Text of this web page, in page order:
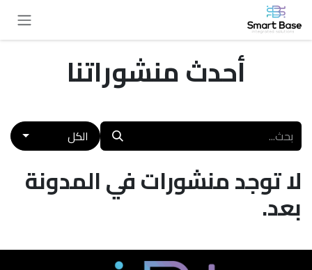
تخطي للذهاب إلى المحتوى
أحدث منشوراتنا
الكل
لا توجد منشورات في المدونة
بعد.